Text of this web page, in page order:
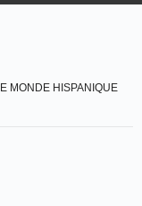
MONDE HISPANIQUE